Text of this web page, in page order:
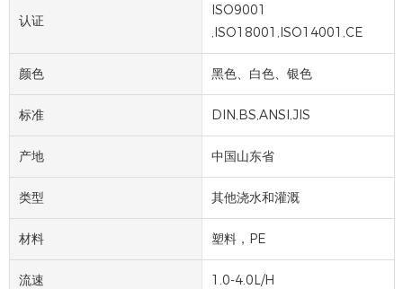
认证
ISO9001
,ISO18001,ISO14001,CE
颜色 黑色、白色、银色
标准 DIN,BS,ANSI,JIS
产地 中国山东省
类型 其他浇水和灌溉
材料 塑料，PE
流速 1.0-4.0L/H